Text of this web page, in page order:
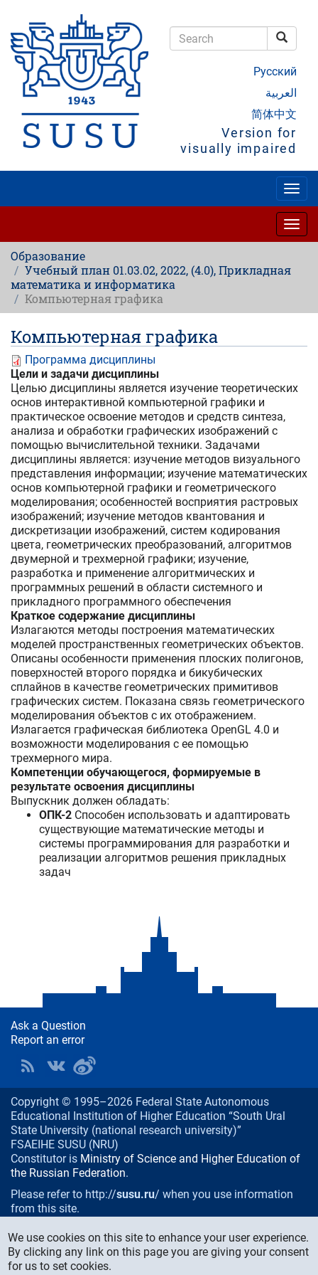
main
content
Русский
العربية
简体中文
Version for
visually impaired
Образование
Учебный план 01.03.02, 2022, (4.0), Прикладная
математика и информатика
Компьютерная графика
Компьютерная графика
Программа дисциплины
Цели и задачи дисциплины
Целью дисциплины является изучение теоретических
основ интерактивной компьютерной графики и
практическое освоение методов и средств синтеза,
анализа и обработки графических изображений с
помощью вычислительной техники. Задачами
дисциплины является: изучение методов визуального
представления информации; изучение математических
основ компьютерной графики и геометрического
моделирования; особенностей восприятия растровых
изображений; изучение методов квантования и
дискретизации изображений, систем кодирования
цвета, геометрических преобразований, алгоритмов
двумерной и трехмерной графики; изучение,
разработка и применение алгоритмических и
программных решений в области системного и
прикладного программного обеспечения
Краткое содержание дисциплины
Излагаются методы построения математических
моделей пространственных геометрических объектов.
Описаны особенности применения плоских полигонов,
поверхностей второго порядка и бикубических
сплайнов в качестве геометрических примитивов
графических систем. Показана связь геометрического
моделирования объектов с их отображением.
Излагается графическая библиотека OpenGL 4.0 и
возможности моделирования с ее помощью
трехмерного мира.
Компетенции обучающегося, формируемые в
результате освоения дисциплины
Выпускник должен обладать:
ОПК-2 Способен использовать и адаптировать
существующие математические методы и
системы программирования для разработки и
реализации алгоритмов решения прикладных
задач
Ask a Question
Report an error
Copyright © 1995–2026 Federal State Autonomous
Educational Institution of Higher Education “South Ural
State University (national research university)”
FSAEIHE SUSU (NRU)
Constitutor is Ministry of Science and Higher Education of
the Russian Federation.
Please refer to http://susu.ru/ when you use information
from this site.
76, Lenin prospekt, Chelyabinsk, Russia, 454080
Phone/fax:+7 (351) 267-99-00
E-mail:info@susu.ru
We use cookies on this site to enhance your user experience.
By clicking any link on this page you are giving your consent
for us to set cookies.